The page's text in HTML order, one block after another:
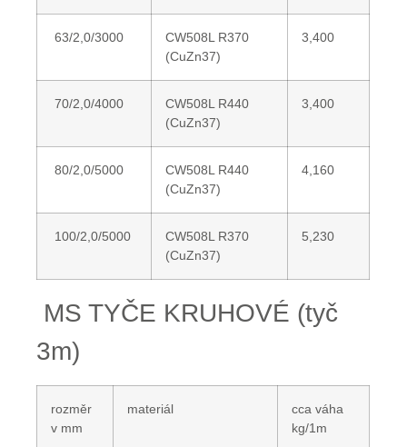
63/2,0/3000
CW508L R370
(CuZn37)
3,400
70/2,0/4000
CW508L R440
(CuZn37)
3,400
80/2,0/5000
CW508L R440
(CuZn37)
4,160
100/2,0/5000
CW508L R370
(CuZn37)
5,230
MS TYČE KRUHOVÉ (tyč
3m)
rozměr
v mm
materiál
cca váha
kg/1m